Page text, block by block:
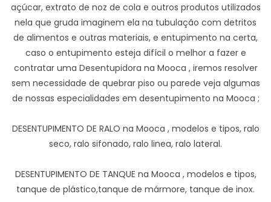
açúcar, extrato de noz de cola e outros produtos utilizados
nela que gruda imaginem ela na tubulação com detritos
de alimentos e outras materiais, e entupimento na certa,
caso o entupimento esteja difícil o melhor a fazer e
contratar uma Desentupidora na Mooca , iremos resolver
sem necessidade de quebrar piso ou parede veja algumas
de nossas especialidades em desentupimento na Mooca ;
DESENTUPIMENTO DE RALO na Mooca , modelos e tipos, ralo
seco, ralo sifonado, ralo linea, ralo lateral.
DESENTUPIMENTO DE TANQUE na Mooca , modelos e tipos,
tanque de plástico,tanque de mármore, tanque de inox.